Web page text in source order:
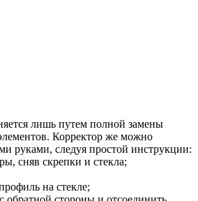
лишь путем полной замены
Корректор же можно
руками, следуя простой инструкции:
сняв скрепки и стекла;
на стекле;